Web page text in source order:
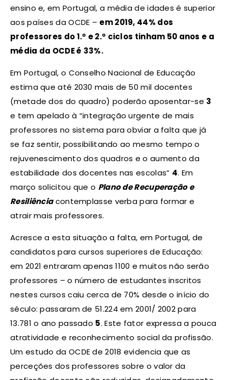
ensino e, em Portugal, a média de idades é superior
aos países da OCDE – em 2019, 44% dos
professores do 1.º e 2.º ciclos tinham 50 anos e a
média da OCDE é 33%.
Em Portugal, o Conselho Nacional de Educação
estima que até 2030 mais de 50 mil docentes
(metade dos do quadro) poderão aposentar-se 3
e tem apelado à “integração urgente de mais
professores no sistema para obviar a falta que já
se faz sentir, possibilitando ao mesmo tempo o
rejuvenescimento dos quadros e o aumento da
estabilidade dos docentes nas escolas” 4. Em
março solicitou que o Plano de Recuperação e
Resiliênciacontemplasse verba para formar e
atrair mais professores.
Acresce a esta situação a falta, em Portugal, de
candidatos para cursos superiores de Educação:
em 2021 entraram apenas 1100 e muitos não serão
professores – o número de estudantes inscritos
nestes cursos caiu cerca de 70% desde o início do
século: passaram de 51.224 em 2001/ 2002 para
13.781 o ano passado 5. Este fator expressa a pouca
atratividade e reconhecimento social da profissão.
Um estudo da OCDE de 2018 evidencia que as
perceções dos professores sobre o valor da